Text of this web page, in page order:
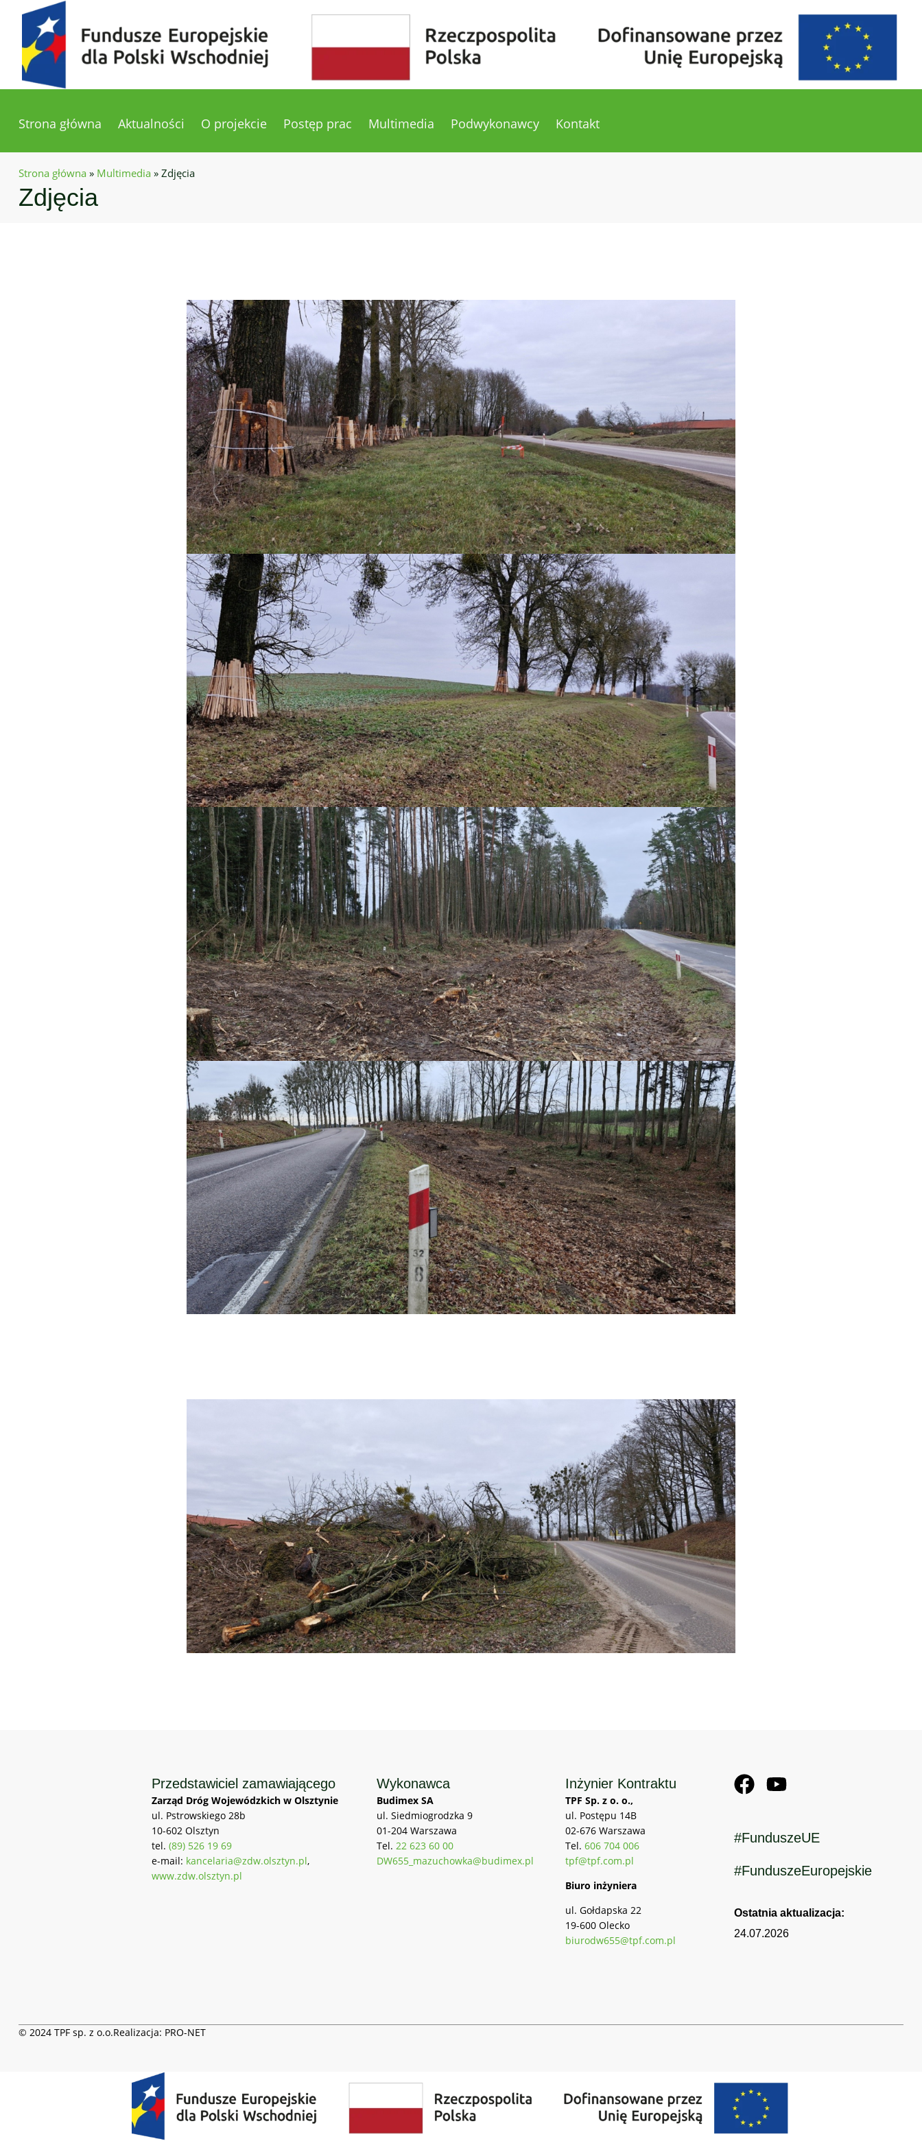
Strona główna Aktualności O projekcie Postęp prac Multimedia Podwykonawcy Kontakt
Strona główna » Multimedia » Zdjęcia
Zdjęcia
Przedstawiciel zamawiającego
Zarząd Dróg Wojewódzkich w Olsztynie
ul. Pstrowskiego 28b
10-602 Olsztyn
tel. (89) 526 19 69
e-mail: kancelaria@zdw.olsztyn.pl,
www.zdw.olsztyn.pl
Wykonawca
Budimex SA
ul. Siedmiogrodzka 9
01-204 Warszawa
Tel. 22 623 60 00
DW655_mazuchowka@budimex.pl
Inżynier Kontraktu
TPF Sp. z o. o.,
ul. Postępu 14B
02-676 Warszawa
Tel. 606 704 006
tpf@tpf.com.pl
Biuro inżyniera
ul. Gołdapska 22
19-600 Olecko
biurodw655@tpf.com.pl
#FunduszeUE
#FunduszeEuropejskie
Ostatnia aktualizacja:
24.07.2026
© 2024 TPF sp. z o.o.Realizacja: PRO-NET